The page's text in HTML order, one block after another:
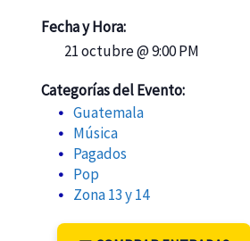
Fecha y Hora:
21 octubre @ 9:00 PM
Categorías del Evento:
Guatemala
Música
Pagados
Pop
Zona 13 y 14